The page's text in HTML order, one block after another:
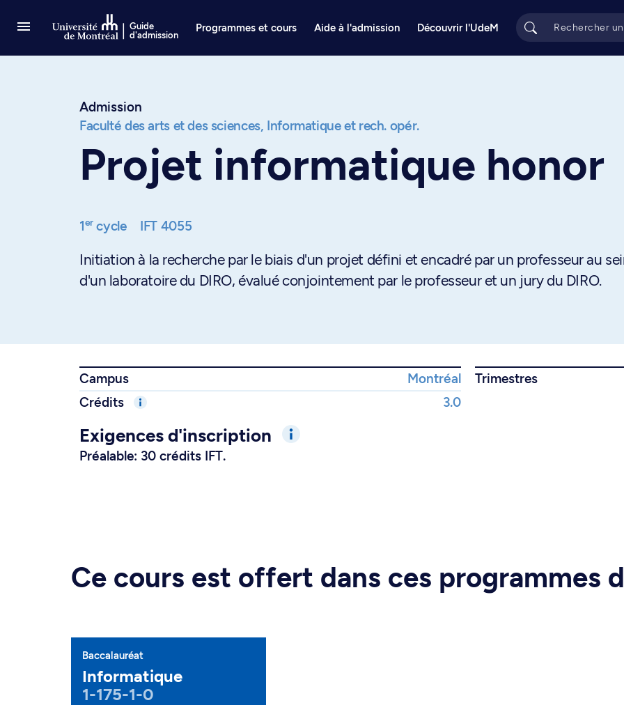
Guide
d'admission
Programmes et cours Aide à l'admission Découvrir l'UdeM
Admission
Faculté des arts et des sciences, Informatique et rech. opér.
Projet informatique honor
1ercycle IFT 4055
Initiation à la recherche par le biais d'un projet défini et encadré par un professeur au
d'un laboratoire du DIRO, évalué conjointement par le professeur et un jury du DIRO.
Campus Montréal Trimestres
Crédits
3.0
Exigences d'inscription
Préalable: 30 crédits IFT.
Ce cours est offert dans ces programmes
Baccalauréat
Informatique
1-175-1-0